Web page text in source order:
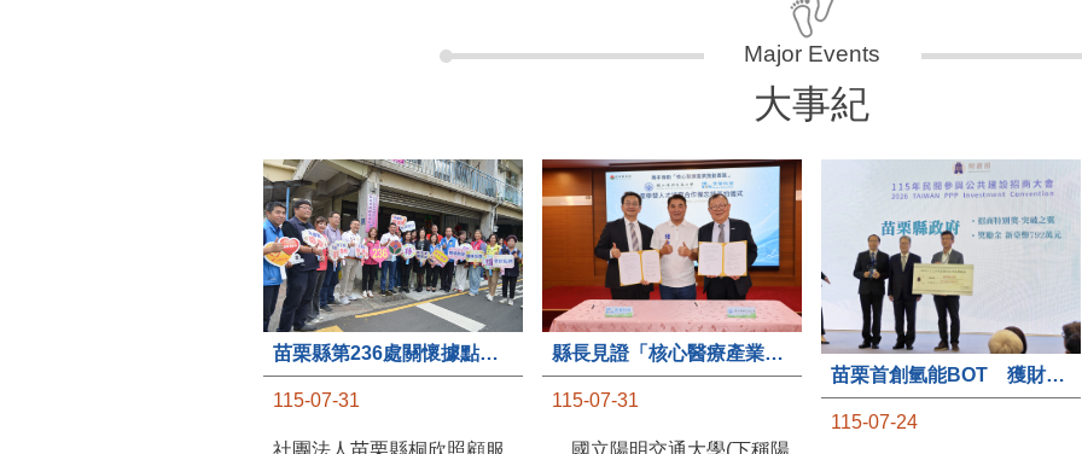
大事紀
苗栗縣第236處關懷據點在苗栗市維祥里揭牌
115-07-31
縣長見證「核心醫療產業推動園區」產學合作簽約儀式
115-07-31
苗栗首創氫能BOT 獲財政部「突破之翼」肯定
115-07-24